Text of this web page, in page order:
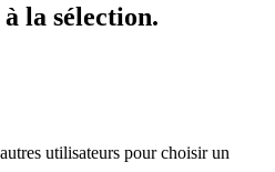
la sélection.
utilisateurs pour choisir un